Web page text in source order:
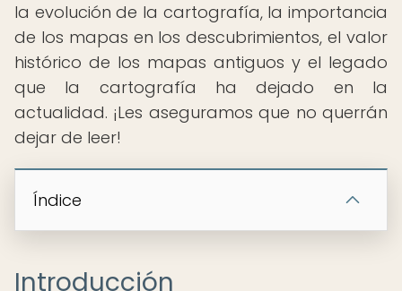
la evolución de la cartografía, la importancia
de los mapas en los descubrimientos, el valor
histórico de los mapas antiguos y el legado
que la cartografía ha dejado en la
actualidad. ¡Les aseguramos que no querrán
dejar de leer!
Índice
Introducción